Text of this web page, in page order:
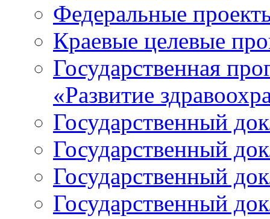
Федеральные
Краевые целевые
Государственная
«Развитие
Государственный
Государственный
Государственный
Государственный